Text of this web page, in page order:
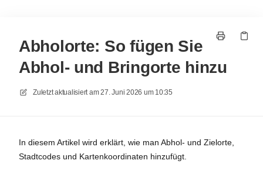
Abholorte: So fügen Sie
Abhol- und Bringorte hinzu
Zuletzt aktualisiert am27. Juni 2026 um 10:35
In diesem Artikel wird erklärt, wie man Abhol- und Zielorte,
Stadtcodes und Kartenkoordinaten hinzufügt.